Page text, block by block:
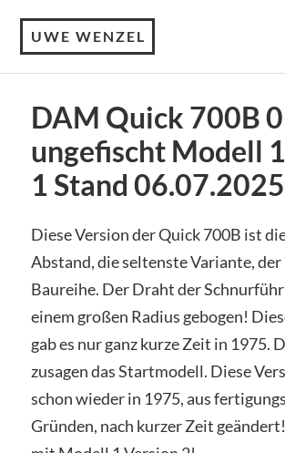
UWE WENZEL
DAM Quick 700B
ungefischt Modell
1 Stand 06.07.2025
Diese Version der Quick 700B ist
Abstand, die seltenste Variante, der
Baureihe. Der Draht der
einem großen Radius gebogen!
gab es nur ganz kurze Zeit in 1975.
zusagen das Startmodell. Diese
schon wieder in 1975, aus
Gründen, nach kurzer Zeit